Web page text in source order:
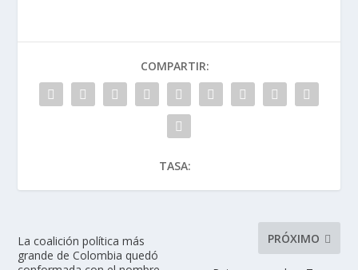
COMPARTIR:
TASA:
La coalición política más
grande de Colombia quedó
PRÓXIMO